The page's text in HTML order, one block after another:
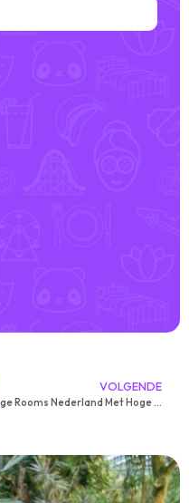
VOLGENDE
Rage Rooms Nederland Met Hoge Korting